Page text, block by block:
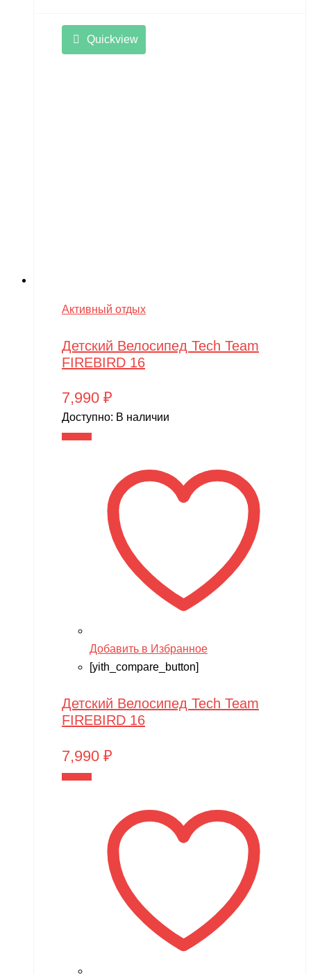
Quickview
Активный отдых
Детский Велосипед Tech Team
FIREBIRD 16
7,990 ₽
Доступно: В наличии
Добавить в Избранное
[yith_compare_button]
Детский Велосипед Tech Team
FIREBIRD 16
7,990 ₽